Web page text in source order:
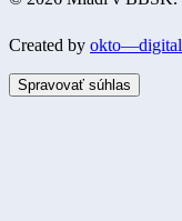
Created by okto—digital
Spravovať súhlas